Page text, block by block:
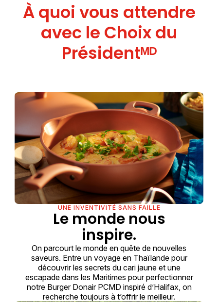
À quoi vous attendre
avec le Choix du
Présidentᴹᴰ
UNE INVENTIVITÉ SANS FAILLE
Le monde nous
inspire.
On parcourt le monde en quête de nouvelles
saveurs. Entre un voyage en Thaïlande pour
découvrir les secrets du cari jaune et une
escapade dans les Maritimes pour perfectionner
notre Burger Donair PCMD inspiré d’Halifax, on
recherche toujours à t’offrir le meilleur.